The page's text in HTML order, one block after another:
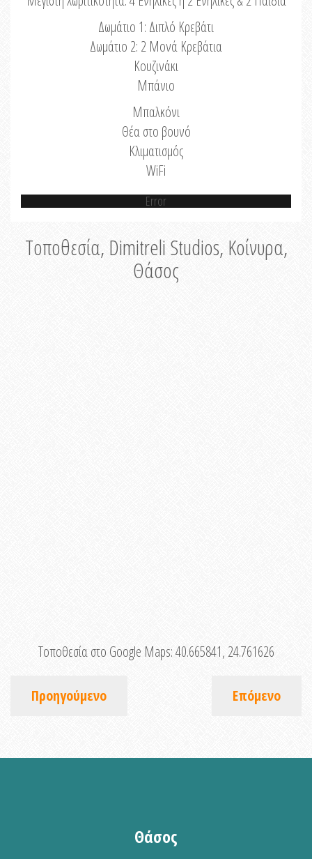
Δωμάτιο 1: Διπλό Κρεβάτι
Δωμάτιο 2: 2 Μονά Κρεβάτια
Κουζινάκι
Μπάνιο
Μπαλκόνι
Θέα στο βουνό
Κλιματισμός
WiFi
Error
Τοποθεσία, Dimitreli Studios, Κοίνυρα,
Θάσος
Τοποθεσία στο Google Maps:40.665841, 24.761626
Προηγούμενο Επόμενο
Θάσος